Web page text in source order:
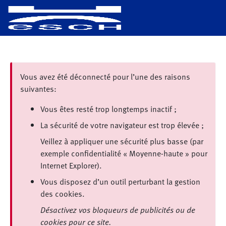
Vous avez été déconnecté pour l’une des raisons
suivantes:
Vous êtes resté trop longtemps inactif ;
La sécurité de votre navigateur est trop élevée ;
Veillez à appliquer une sécurité plus basse (par
exemple confidentialité « Moyenne-haute » pour
Internet Explorer).
Vous disposez d’un outil perturbant la gestion
des cookies.
Désactivez vos bloqueurs de publicités ou de
cookies pour ce site.